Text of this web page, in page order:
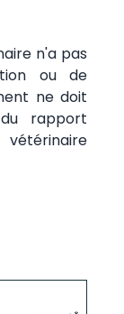
n'a pas
ou de
ne doit
rapport